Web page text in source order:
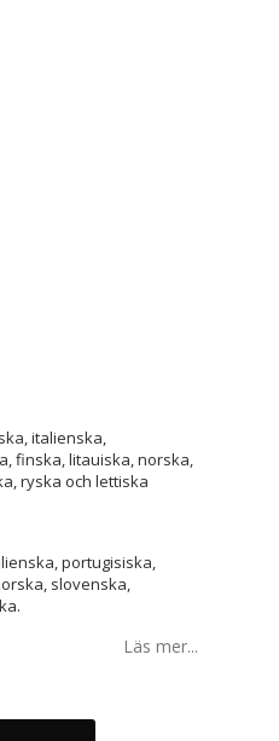
italienska,
finska, litauiska, norska,
ryska och lettiska
portugisiska,
slovenska,
Läs mer...